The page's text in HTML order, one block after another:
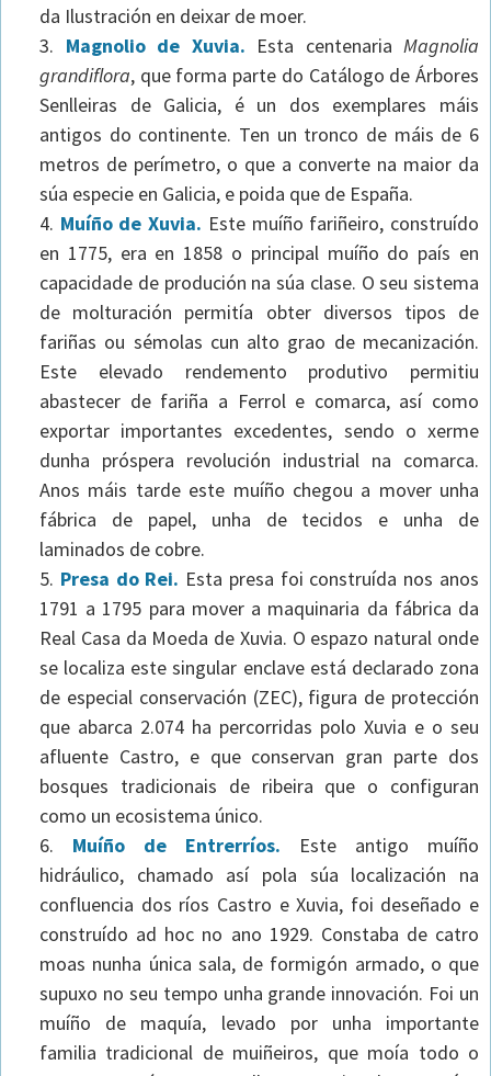
da Ilustración en deixar de moer.
Magnolio de Xuvia. Esta centenaria Magnolia
grandiflora, que forma parte do Catálogo de Árbores
Senlleiras de Galicia, é un dos exemplares máis
antigos do continente. Ten un tronco de máis de 6
metros de perímetro, o que a converte na maior da
súa especie en Galicia, e poida que de España.
Muíño de Xuvia. Este muíño fariñeiro, construído
en 1775, era en 1858 o principal muíño do país en
capacidade de produción na súa clase. O seu sistema
de molturación permitía obter diversos tipos de
fariñas ou sémolas cun alto grao de mecanización.
Este elevado rendemento produtivo permitiu
abastecer de fariña a Ferrol e comarca, así como
exportar importantes excedentes, sendo o xerme
dunha próspera revolución industrial na comarca.
Anos máis tarde este muíño chegou a mover unha
fábrica de papel, unha de tecidos e unha de
laminados de cobre.
Presa do Rei. Esta presa foi construída nos anos
1791 a 1795 para mover a maquinaria da fábrica da
Real Casa da Moeda de Xuvia. O espazo natural onde
se localiza este singular enclave está declarado zona
de especial conservación (ZEC), figura de protección
que abarca 2.074 ha percorridas polo Xuvia e o seu
afluente Castro, e que conservan gran parte dos
bosques tradicionais de ribeira que o configuran
como un ecosistema único.
Muíño de Entrerríos. Este antigo muíño
hidráulico, chamado así pola súa localización na
confluencia dos ríos Castro e Xuvia, foi deseñado e
construído ad hoc no ano 1929. Constaba de catro
moas nunha única sala, de formigón armado, o que
supuxo no seu tempo unha grande innovación. Foi un
muíño de maquía, levado por unha importante
familia tradicional de muiñeiros, que moía todo o